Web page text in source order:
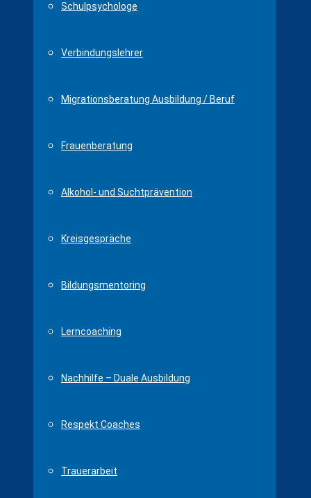
Schulpsychologe
Verbindungslehrer
Migrationsberatung Ausbildung / Beruf
Frauenberatung
Alkohol- und Suchtprävention
Kreisgespräche
Bildungsmentoring
Lerncoaching
Nachhilfe – Duale Ausbildung
Respekt Coaches
Trauerarbeit